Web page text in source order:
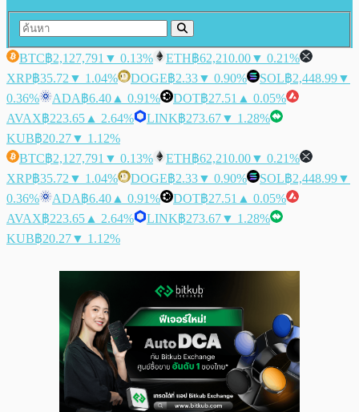
BTC฿2,127,791 ▼ 0.13% ETH฿62,210.00▼ 0.21%
XRP฿35.72 ▼ 1.04% DOGE฿2.33▼ 0.90% SOL฿2,448.99▼
0.36%
ADA฿6.40 ▲ 0.91% DOT฿27.51 ▲ 0.05%
AVAX฿223.65 ▲ 2.64% LINK฿273.67▼ 1.28%
KUB฿20.27▼ 1.12%
BTC฿2,127,791 ▼ 0.13% ETH฿62,210.00▼ 0.21%
XRP฿35.72 ▼ 1.04% DOGE฿2.33▼ 0.90% SOL฿2,448.99▼
0.36%
ADA฿6.40 ▲ 0.91% DOT฿27.51 ▲ 0.05%
AVAX฿223.65 ▲ 2.64% LINK฿273.67▼ 1.28%
KUB฿20.27▼ 1.12%